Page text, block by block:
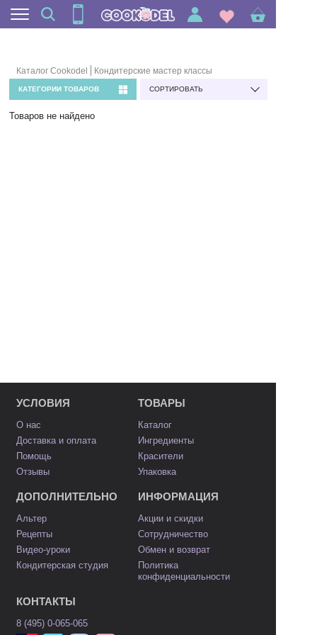
Каталог Cookodel Кондитерские мастер классы
КАТЕГОРИИ ТОВАРОВ СОРТИРОВАТЬ
Товаров не найдено
УСЛОВИЯ
О нас
Доставка и оплата
Помощь
Отзывы
ТОВАРЫ
Каталог
Ингредиенты
Красители
Упаковка
ДОПОЛНИТЕЛЬНО
Альтер
Рецепты
Видео-уроки
Кондитерская студия
ИНФОРМАЦИЯ
Акции и скидки
Сотрудничество
Обмен и возврат
Политика
конфиденциальности
КОНТАКТЫ
8 (495) 0-065-065